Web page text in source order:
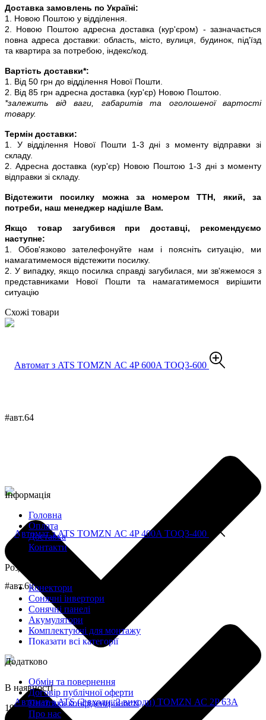
Доставка замовлень по Україні:
1. Новою Поштою у відділення.
2. Новою Поштою адресна доставка (кур'єром) - зазначається
повна адреса доставки: область, місто, вулиця, будинок, під'їзд
та квартира за потребою, індекс/код.
Вартість доставки*:
1. Від 50 грн до відділення Нової Пошти.
2. Від 85 грн адресна доставка (кур'єр) Новою Поштою.
*залежить від ваги, габаритів та оголошеної вартості
товару.
Термін доставки:
1. У відділення Нової Пошти 1-3 дні з моменту відправки зі
складу.
2. Адресна доставка (кур'єр) Новою Поштою 1-3 дні з моменту
відправки зі складу.
Відстежити посилку можна за номером ТТН, який, за
потреби, наш менеджер надішле Вам.
Якщо товар загубився при доставці, рекомендуємо
наступне:
1. Обов'язково зателефонуйте нам і поясніть ситуацію, ми
намагатимемося відстежити посилку.
2. У випадку, якщо посилка справді загубилася, ми зв'яжемося з
представниками Нової Пошти та намагатимемося вирішити
ситуацію
Схожі товари
#авт.64
В наявності
19200,0 грн
#авт.63
Інформація
Головна
Оплата
Доставка
Контакти
Розділи
Конектори
Сонячні інвертори
Сонячні панелі
Акумулятори
Комплектуючі для монтажу
Показати всі категорії
Додатково
Обмін та повернення
Договір публічної оферти
Політика конфіденційності
Про нас